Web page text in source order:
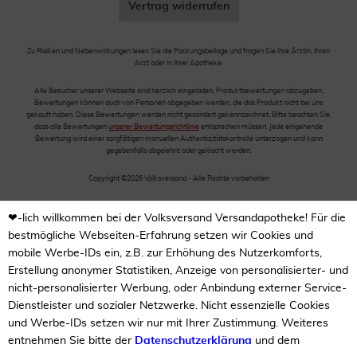
Vertrag widerrufen
Zu Risiken und Nebenwirkungen lesen Sie die Packungsbeilage und fragen Sie Ihre Ärztin, Ihren
Arzt oder in Ihrer Apotheke.
Alle Besucher unserer Webseite sind herzlich eingeladen, Produktbewertungen abzugeben.
Bewertungen können auch von Personen abgegeben werden, die das Produkt nicht bei uns
gekauft haben. Diese Bewertungen werden nicht gesondert gekennzeichnet. Bitte beachten Sie,
dass alle Bewertungen unserer Bewertungsrichtlinie entsprechen müssen. Jede eingehende
Bewertung wird einer sorgfältigen manuellen Authentizitätskontrolle unterzogen und kann
gegebenfalls abgelehnt oder gelöscht werden.
Copyright ©2026 Volksversand - Alle Rechte vorbehalten
❤-lich willkommen bei der Volksversand Versandapotheke! Für die
bestmögliche Webseiten-Erfahrung setzen wir Cookies und
mobile Werbe-IDs ein, z.B. zur Erhöhung des Nutzerkomforts,
Erstellung anonymer Statistiken, Anzeige von personalisierter- und
nicht-personalisierter Werbung, oder Anbindung externer Service-
Dienstleister und sozialer Netzwerke. Nicht essenzielle Cookies
und Werbe-IDs setzen wir nur mit Ihrer Zustimmung. Weiteres
entnehmen Sie bitte der Datenschutzerklärung und dem